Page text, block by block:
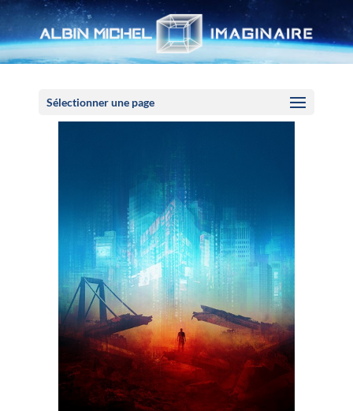
Sélectionner une page
Panneau de gestion des cookies